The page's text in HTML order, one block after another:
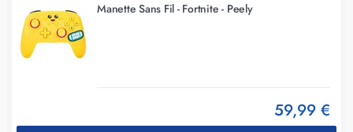
Manette Sans Fil - Fortnite - Peely
59,99 €